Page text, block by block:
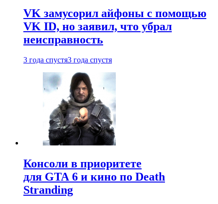
VK замусорил айфоны с помощью
VK ID, но заявил, что убрал
неисправность
3 года спустя3 года спустя
Консоли в приоритете
для GTA 6 и кино по Death
Stranding